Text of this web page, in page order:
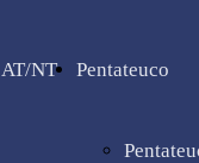
AT/NT Pentateuco